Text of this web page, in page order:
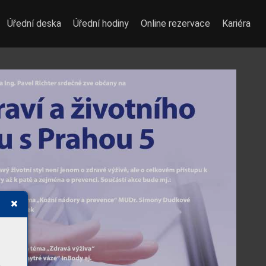
Úřední deska Úřední hodiny Online rezervace Kariéra